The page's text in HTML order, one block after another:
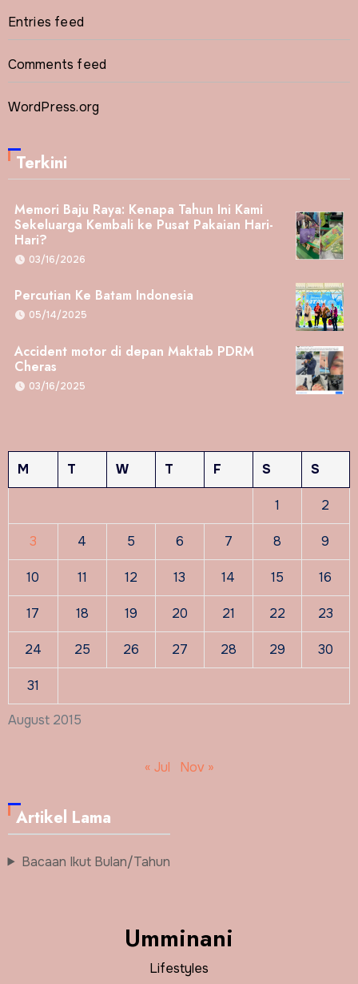
Entries feed
Comments feed
WordPress.org
Terkini
Memori Baju Raya: Kenapa Tahun Ini Kami
Sekeluarga Kembali ke Pusat Pakaian Hari-
Hari?
03/16/2026
Percutian Ke Batam Indonesia
05/14/2025
Accident motor di depan Maktab PDRM
Cheras
03/16/2025
August 2015
M T W T F S S
1 2
3 4 5 6 7 8 9
10 11 12 13 14 15 16
17 18 19 20 21 22 23
24 25 26 27 28 29 30
31
« Jul Nov »
Artikel Lama
Bacaan Ikut Bulan/Tahun
Umminani
Lifestyles